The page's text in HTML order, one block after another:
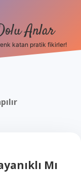
Anlar
katan pratik fikirler!
Mı